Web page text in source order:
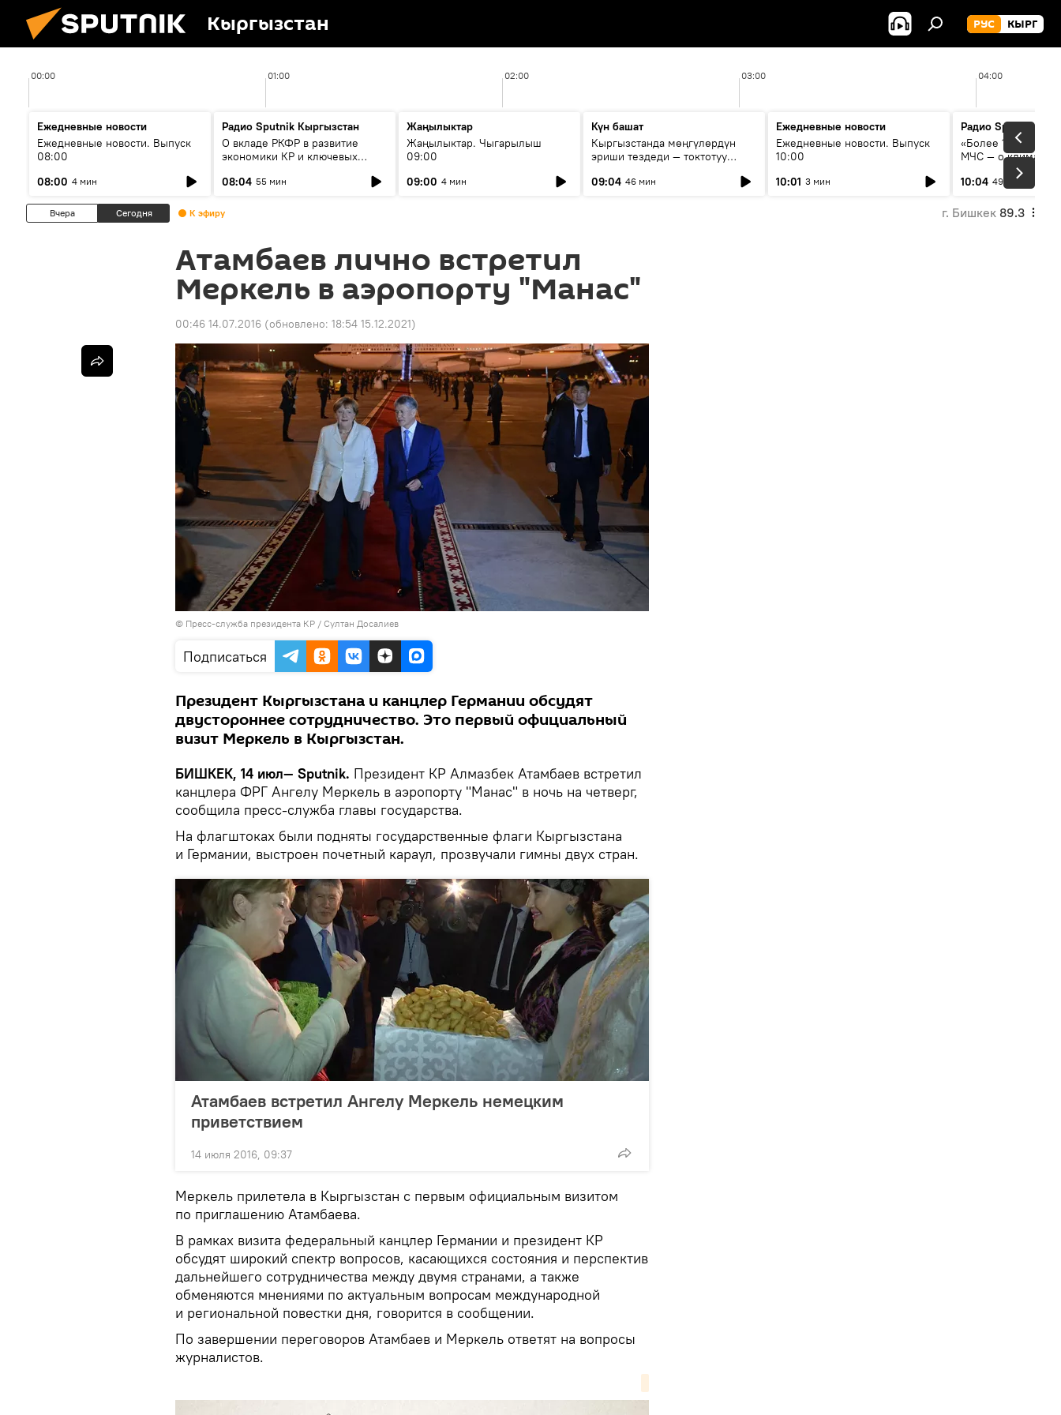
Кыргызстан РУС КЫРГ
00:00 01:00 02:00 03:00 04:00
Ежедневные новости
Ежедневные новости. Выпуск
08:00
08:00 4 мин
Радио Sputnik Кыргызстан
О вкладе РКФР в развитие
экономики КР и ключевых
08:04 55 мин
Жаңылыктар
Жаңылыктар. Чыгарылыш
09:00
09:00 4 мин
Күн башат
Кыргызстанда мөңгүлөрдүн
эриши тездеди — токтотуу
09:04 46 мин
Ежедневные новости
Ежедневные новости. Выпуск
10:00
10:01 3 мин
Радио Sputnik
«Более 1200 сёл в
МЧС — о климате,
системе
населения
10:04 49 мин
Вчера Сегодня К эфиру г. Бишкек 89.3
Атамбаев лично встретил
Меркель в аэропорту "Манас"
00:46 14.07.2016 (обновлено: 18:54 15.12.2021)
© Пресс-служба президента КР / Султан Досалиев
Подписаться
Президент Кыргызстана и канцлер Германии обсудят
двустороннее сотрудничество. Это первый официальный
визит Меркель в Кыргызстан.
БИШКЕК, 14 июл— Sputnik. Президент КР Алмазбек Атамбаев встретил
канцлера ФРГ Ангелу Меркель в аэропорту "Манас" в ночь на четверг,
сообщила пресс-служба главы государства.
На флагштоках были подняты государственные флаги Кыргызстана
и Германии, выстроен почетный караул, прозвучали гимны двух стран.
Атамбаев встретил Ангелу Меркель немецким
приветствием
14 июля 2016, 09:37
Меркель прилетела в Кыргызстан с первым официальным визитом
по приглашению Атамбаева.
В рамках визита федеральный канцлер Германии и президент КР
обсудят широкий спектр вопросов, касающихся состояния и перспектив
дальнейшего сотрудничества между двумя странами, а также
обменяются мнениями по актуальным вопросам международной
и региональной повестки дня, говорится в сообщении.
По завершении переговоров Атамбаев и Меркель ответят на вопросы
журналистов.